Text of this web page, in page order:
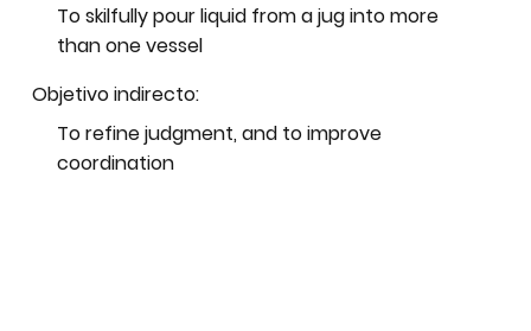
To skilfully pour liquid from a jug into more
than one vessel
Objetivo indirecto:
To refine judgment, and to improve
coordination